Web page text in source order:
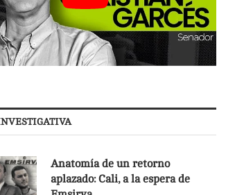
Anatomía de un retorno
aplazado: Cali, a la espera de